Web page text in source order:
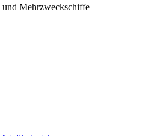
und Mehrzweckschiffe